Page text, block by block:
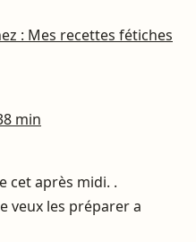
: Mes recettes fétiches
min
cet après midi. .
veux les préparer a